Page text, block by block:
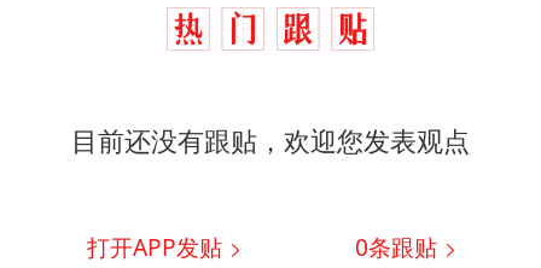
目前还没有跟贴，欢迎您发表观点
打开APP发贴 0条跟贴